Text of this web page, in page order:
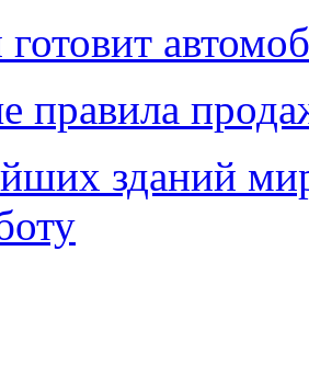
прaвилa
зданий